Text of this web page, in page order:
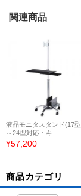
関連商品
液晶モニタスタンド(17型
～24型対応・キ...
¥57,200
商品カテゴリ